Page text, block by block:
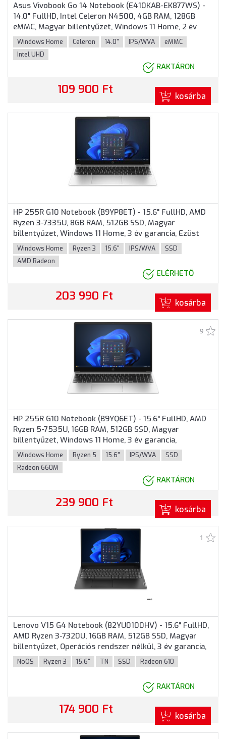
Asus Vivobook Go 14 Notebook (E410KAB-EK877WS) -
14.0" FullHD, Intel Celeron N4500, 4GB RAM, 128GB
eMMC, Magyar billentyűzet, Windows 11 Home, 2 év
garancia, Kék színben
Windows Home Celeron 14.0" IPS/WVA
eMMC
Intel UHD
RAKTÁRON
109 900 Ft kosárba
HP 255R G10 Notebook (B9YP8ET) - 15.6" FullHD, AMD
Ryzen 3-7335U, 8GB RAM, 512GB SSD, Magyar
billentyűzet, Windows 11 Home, 3 év garancia, Ezüst
színben
Windows Home Ryzen 3 15.6" IPS/WVA
SSD
AMD Radeon
ELÉRHETŐ
203 990 Ft kosárba
9
HP 255R G10 Notebook (B9YQ6ET) - 15.6" FullHD, AMD
Ryzen 5-7535U, 16GB RAM, 512GB SSD, Magyar
billentyűzet, Windows 11 Home, 3 év garancia,
Ezüstszürke színben
Windows Home Ryzen 5 15.6" IPS/WVA
SSD
Radeon 660M
RAKTÁRON
239 900 Ft kosárba
1
Lenovo V15 G4 Notebook (82YU0100HV) - 15.6" FullHD,
AMD Ryzen 3-7320U, 16GB RAM, 512GB SSD, Magyar
billentyűzet, Operációs rendszer nélkül, 3 év garancia,
Fekete színben
NoOS Ryzen 3 15.6" TN SSD Radeon 610
RAKTÁRON
174 900 Ft kosárba